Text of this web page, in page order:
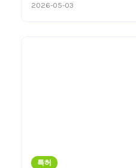
2026-05-03
특허